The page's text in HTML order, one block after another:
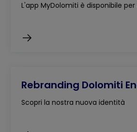
L'app MyDolomiti è disponibile per
Rebranding Dolomiti
Scopri la nostra nuova identità